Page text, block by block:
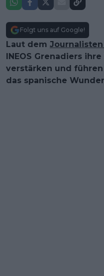
Folgt uns auf Google!
Laut dem
INEOS Grenadiers
verstärken und
das spanische